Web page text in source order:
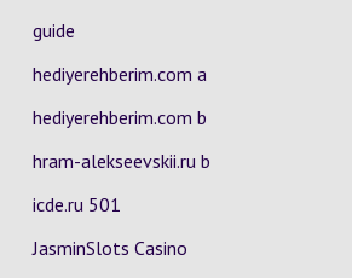
guide
hediyerehberim.com a
hediyerehberim.com b
hram-alekseevskii.ru b
icde.ru 501
JasminSlots Casino